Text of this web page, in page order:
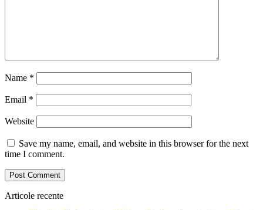
Name *
Email *
Website
Save my name, email, and website in this browser for the next
time I comment.
Articole recente